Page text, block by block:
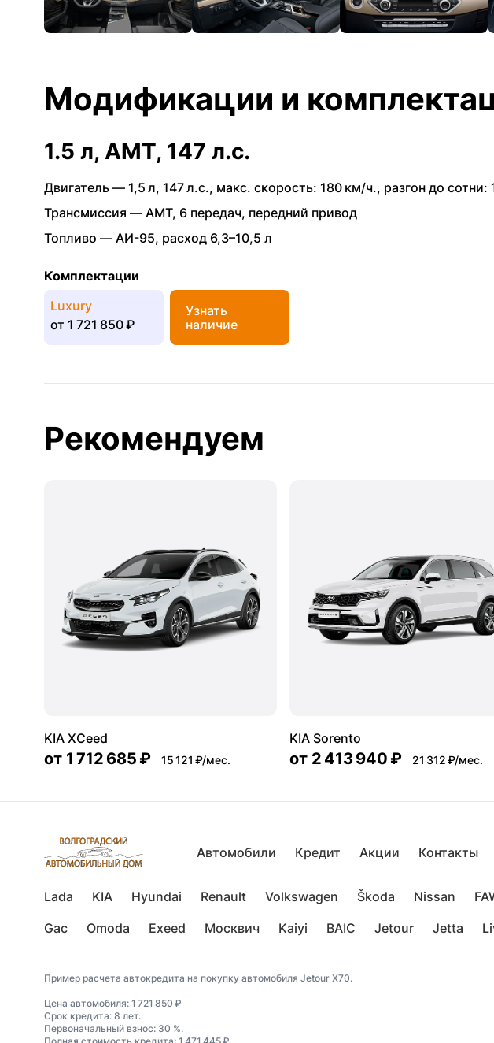
Модификации и
1.5 л, AMT, 147 л.с.
Двигатель — 1,5 л, 147 л.с., макс. скорость: 180 км/ч., разгон до сотни:
Трансмиссия — AMT, 6 передач, передний привод
Топливо — АИ-95, расход 6,3–10,5 л
Комплектации
Luxury
от 1 721 850 ₽
Узнать
наличие
Рекомендуем
KIA XCeed
от 1 712 685 ₽ 15 121 ₽/мес.
KIA Sorento
от 2 413 940 ₽ 21 312 ₽/мес.
Автомобили Кредит Акции Контакты
Lada KIA Hyundai Renault Volkswagen Škoda Nissan
Gac
Omoda Exeed Москвич Kaiyi BAIC Jetour Jetta
Пример расчета автокредита на покупку автомобиля Jetour X70.
Цена автомобиля: 1 721 850 ₽
Срок кредита: 8 лет.
Первоначальный взнос: 30 %.